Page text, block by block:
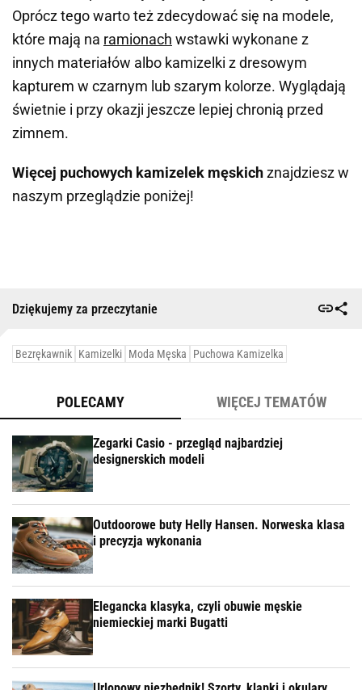
Oprócz tego warto też zdecydować się na modele,
które mają na ramionach wstawki wykonane z
innych materiałów albo kamizelki z dresowym
kapturem w czarnym lub szarym kolorze. Wyglądają
świetnie i przy okazji jeszcze lepiej chronią przed
zimnem.
Więcej puchowych kamizelek męskichznajdziesz w
naszym przeglądzie poniżej!
Dziękujemy za przeczytanie
Bezrękawnik Kamizelki Moda Męska Puchowa Kamizelka
POLECAMY WIĘCEJ TEMATÓW
Zegarki Casio - przegląd najbardziej
designerskich modeli
Outdoorowe buty Helly Hansen. Norweska klasa
i precyzja wykonania
Elegancka klasyka, czyli obuwie męskie
niemieckiej marki Bugatti